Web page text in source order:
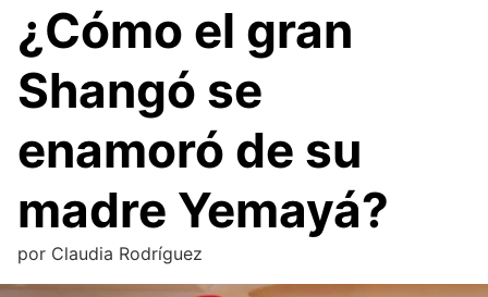
¿Cómo el gran
Shangó se
enamoró de su
madre Yemayá?
por Claudia Rodríguez